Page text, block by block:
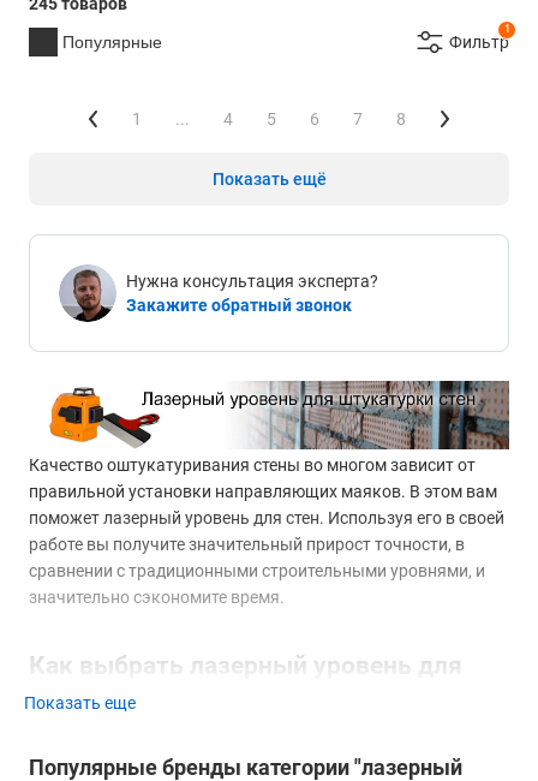
Популярные
1
Фильтр
1 ... 4 5 6 7 8
Показать ещё
Нужна консультация эксперта?
Закажите обратный звонок
Качество оштукатуривания стены во многом зависит от
правильной установки направляющих маяков. В этом вам
поможет лазерный уровень для стен. Используя его в своей
работе вы получите значительный прирост точности, в
сравнении с традиционными строительными уровнями, и
значительно сэкономите время.
Как выбрать лазерный уровень для
стен?
Показать еще
Популярные бренды категории "лазерный